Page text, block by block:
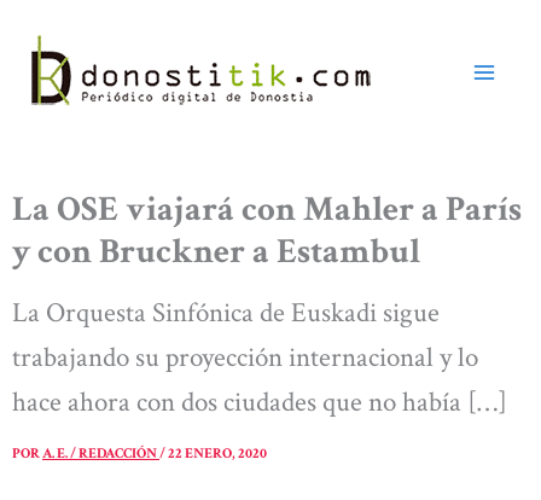
contenido
La OSE viajará con Mahler a París
y con Bruckner a Estambul
La Orquesta Sinfónica de Euskadi sigue
trabajando su proyección internacional y lo
hace ahora con dos ciudades que no había […]
PORA. E. / REDACCIÓN/22 ENERO, 2020